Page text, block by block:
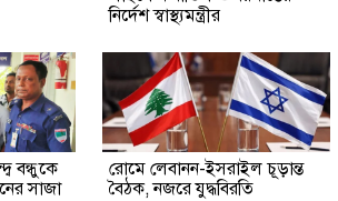
নির্দেশ স্বাস্থ্যমন্ত্রীর
বন্ধুকে
সাজা
রোমে লেবানন-ইসরাইল চূড়ান্ত
বৈঠক, নজরে যুদ্ধবিরতি